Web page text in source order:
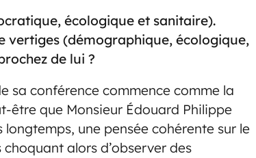
écologique et sanitaire).
vertiges (démographique, écologique,
de lui ?
sa conférence commence comme la
être que Monsieur Édouard Philippe
une pensée cohérente sur le
alors d’observer des